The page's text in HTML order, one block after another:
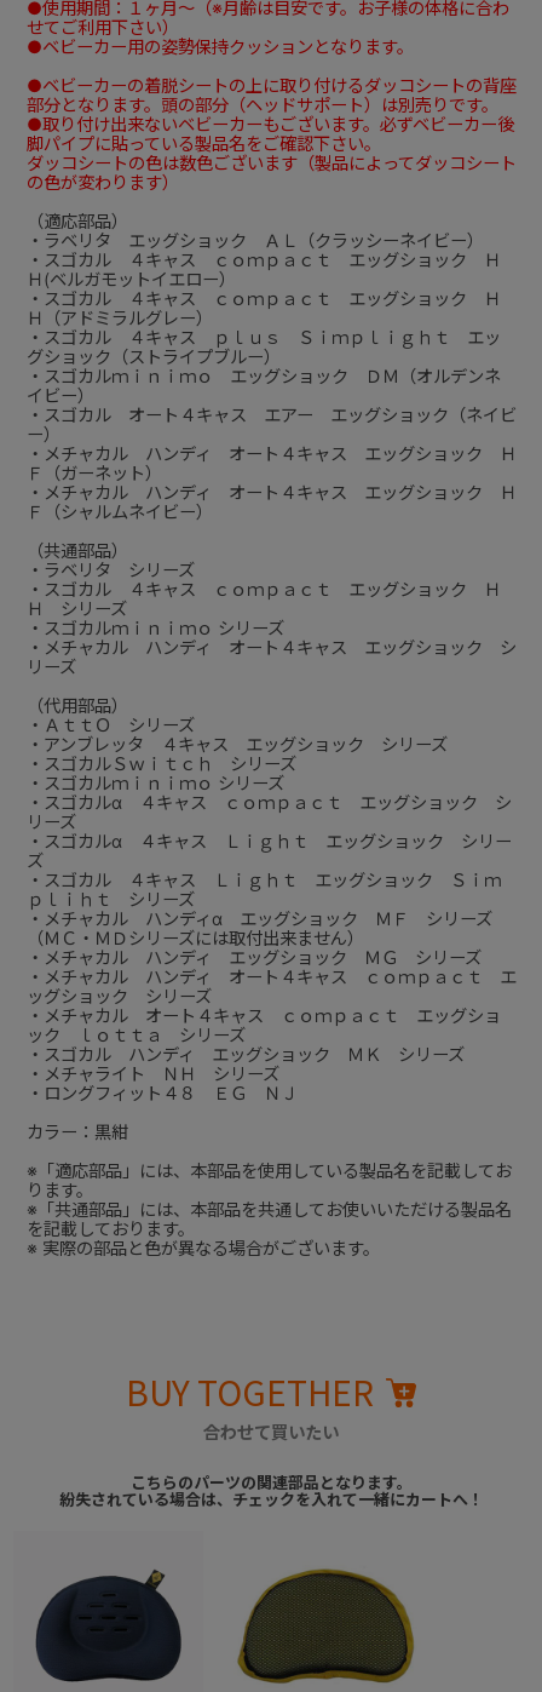
●使用期間：１ヶ月～（※月齢は目安です。お子様の体格に合わ
せてご利用下さい）
●ベビーカー用の姿勢保持クッションとなります。
●ベビーカーの着脱シートの上に取り付けるダッコシートの背座
部分となります。頭の部分（ヘッドサポート）は別売りです。
●取り付け出来ないベビーカーもございます。必ずベビーカー後
脚パイプに貼っている製品名をご確認下さい。
ダッコシートの色は数色ございます（製品によってダッコシート
の色が変わります）
（適応部品）
・ラベリタ エッグショック ＡＬ（クラッシーネイビー）
・スゴカル ４キャス ｃｏｍｐａｃｔ エッグショック Ｈ
Ｈ(ベルガモットイエロー）
・スゴカル ４キャス ｃｏｍｐａｃｔ エッグショック Ｈ
Ｈ（アドミラルグレー）
・スゴカル ４キャス ｐｌｕｓ Ｓｉｍｐｌｉｇｈｔ エッ
グショック（ストライプブルー）
・スゴカルｍｉｎｉｍｏ エッグショック ＤＭ（オルデンネ
イビー）
・スゴカル オート４キャス エアー エッグショック（ネイビ
ー）
・メチャカル ハンディ オート４キャス エッグショック Ｈ
Ｆ（ガーネット）
・メチャカル ハンディ オート４キャス エッグショック Ｈ
Ｆ（シャルムネイビー）
（共通部品）
・ラベリタ シリーズ
・スゴカル ４キャス ｃｏｍｐａｃｔ エッグショック Ｈ
Ｈ シリーズ
・スゴカルｍｉｎｉｍｏ シリーズ
・メチャカル ハンディ オート４キャス エッグショック シ
リーズ
（代用部品）
・ＡｔｔＯ シリーズ
・アンブレッタ ４キャス エッグショック シリーズ
・スゴカルＳｗｉｔｃｈ シリーズ
・スゴカルｍｉｎｉｍｏ シリーズ
・スゴカルα ４キャス ｃｏｍｐａｃｔ エッグショック シ
リーズ
・スゴカルα ４キャス Ｌｉｇｈｔ エッグショック シリー
ズ
・スゴカル ４キャス Ｌｉｇｈｔ エッグショック Ｓｉｍ
ｐｌｉｈｔ シリーズ
・メチャカル ハンディα エッグショック ＭＦ シリーズ
（ＭＣ・ＭＤシリーズには取付出来ません）
・メチャカル ハンディ エッグショック ＭＧ シリーズ
・メチャカル ハンディ オート４キャス ｃｏｍｐａｃｔ エ
ッグショック シリーズ
・メチャカル オート４キャス ｃｏｍｐａｃｔ エッグショ
ック ｌｏｔｔａ シリーズ
・スゴカル ハンディ エッグショック ＭＫ シリーズ
・メチャライト ＮＨ シリーズ
・ロングフィット４８ ＥＧ ＮＪ
カラー：黒紺
※「適応部品」には、本部品を使用している製品名を記載してお
ります。
※「共通部品」には、本部品を共通してお使いいただける製品名
を記載しております。
※ 実際の部品と色が異なる場合がございます。
BUY TOGETHER
合わせて買いたい
こちらのパーツの関連部品となります。
紛失されている場合は、チェックを入れて一緒にカートへ！